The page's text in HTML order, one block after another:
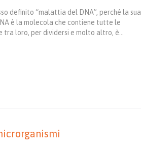
definito “malattia del DNA”, perché la sua
è la molecola che contiene tutte le
loro, per dividersi e molto altro, è…